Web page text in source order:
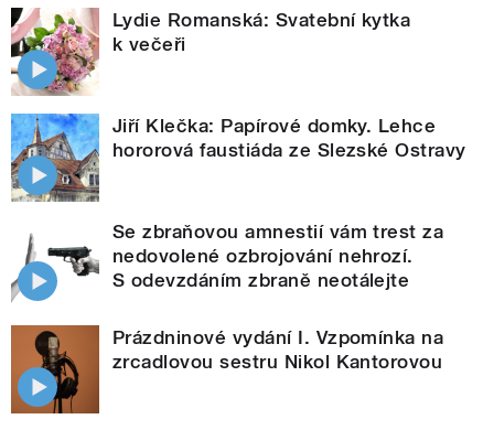
Lydie Romanská: Svatební kytka
k večeři
Jiří Klečka: Papírové domky. Lehce
hororová faustiáda ze Slezské Ostravy
Se zbraňovou amnestií vám trest za
nedovolené ozbrojování nehrozí.
S odevzdáním zbraně neotálejte
Prázdninové vydání I. Vzpomínka na
zrcadlovou sestru Nikol Kantorovou